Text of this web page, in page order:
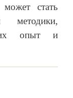
стать
методики,
опыт и